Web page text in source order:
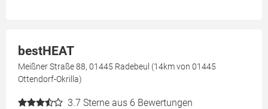
bestHEAT
Meißner Straße 88, 01445 Radebeul (14km von 01445
Ottendorf-Okrilla)
3.7 Sterne aus 6 Bewertungen